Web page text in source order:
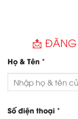
📩 ĐĂNG
Họ & Tên *
Số điện thoại *